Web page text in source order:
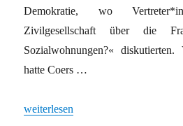
Demokratie, wo
Zivilgesellschaft über die
Sozialwohnungen?«
hatte Coers …
„Wie weiter in der
weiterlesen